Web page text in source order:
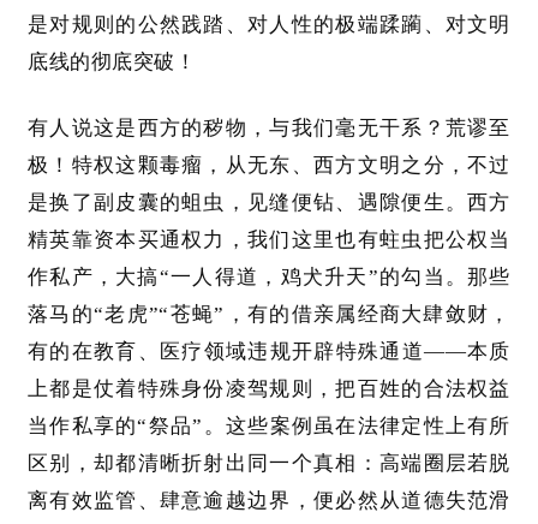
是对规则的公然践踏、对人性的极端蹂躏、对文明
底线的彻底突破！
有人说这是西方的秽物，与我们毫无干系？荒谬至
极！特权这颗毒瘤，从无东、西方文明之分，不过
是换了副皮囊的蛆虫，见缝便钻、遇隙便生。西方
精英靠资本买通权力，我们这里也有蛀虫把公权当
作私产，大搞“一人得道，鸡犬升天”的勾当。那些
落马的“老虎”“苍蝇”，有的借亲属经商大肆敛财，
有的在教育、医疗领域违规开辟特殊通道——本质
上都是仗着特殊身份凌驾规则，把百姓的合法权益
当作私享的“祭品”。这些案例虽在法律定性上有所
区别，却都清晰折射出同一个真相：高端圈层若脱
离有效监管、肆意逾越边界，便必然从道德失范滑